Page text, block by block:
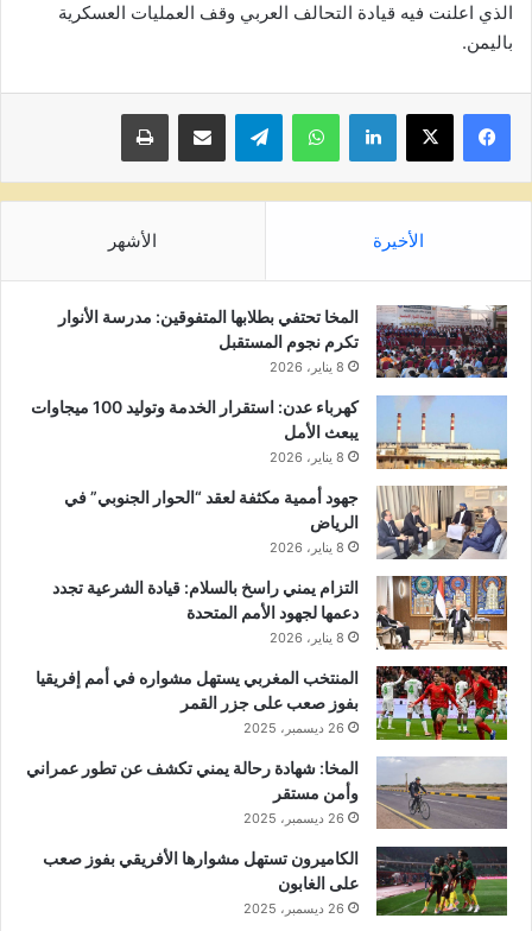
الذي اعلنت فيه قيادة التحالف العربي وقف العمليات العسكرية
باليمن.
لينكدإن واتساب تيلقرام مشاركة عبر البريد طباعة
الأخيرة الأشهر
المخا تحتفي بطلابها المتفوقين: مدرسة الأنوار
تكرم نجوم المستقبل
8 يناير، 2026
كهرباء عدن: استقرار الخدمة وتوليد 100 ميجاوات
يبعث الأمل
8 يناير، 2026
جهود أممية مكثفة لعقد “الحوار الجنوبي” في
الرياض
8 يناير، 2026
التزام يمني راسخ بالسلام: قيادة الشرعية تجدد
دعمها لجهود الأمم المتحدة
8 يناير، 2026
المنتخب المغربي يستهل مشواره في أمم إفريقيا
بفوز صعب على جزر القمر
26 ديسمبر، 2025
المخا: شهادة رحالة يمني تكشف عن تطور عمراني
وأمن مستقر
26 ديسمبر، 2025
الكاميرون تستهل مشوارها الأفريقي بفوز صعب
على الغابون
26 ديسمبر، 2025